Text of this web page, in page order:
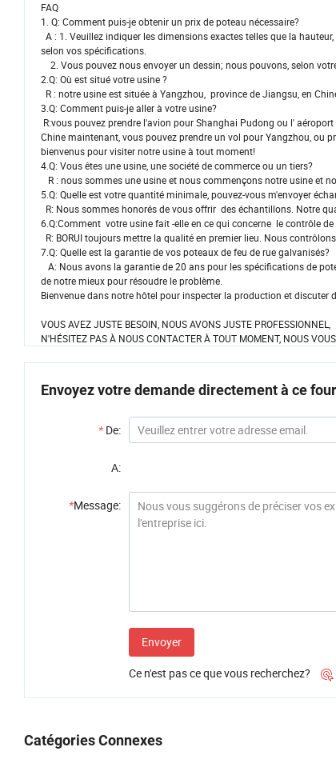
FAQ
1. Q: Comment puis-je obtenir un prix de poteau nécessaire?
A : 1. Veuillez indiquer les dimensions exactes telles que la
selon vos spécifications.
2. Vous pouvez nous envoyer un dessin; nous pouvons, selon
2.Q: Où est situé votre usine ?
R : notre usine est située à Yangzhou, province de Jiangsu, en
3.Q: Comment puis-je aller à votre usine?
R:vous pouvez prendre l'avion pour Shanghai Pudong ou l'
Chine maintenant, vous pouvez prendre un vol pour Yangzhou, ou
bienvenus pour visiter notre usine à tout moment!
4.Q: Vous êtes une usine, une société de commerce ou un tiers?
R : nous sommes une usine et nous commençons notre usine et
5.Q: Quelle est votre quantité minimale, pouvez-vous m'envoyer
R: Nous sommes honorés de vous offrir des échantillons. Notre
6.Q:Comment votre usine fait -elle en ce qui concerne le contrôle
R: BORUI toujours mettre la qualité en premier lieu. Nous
7.Q: Quelle est la garantie de vos poteaux de feu de rue galvanisés?
A: Nous avons la garantie de 20 ans pour les spécifications de
de notre mieux pour résoudre le problème.
Bienvenue dans notre hôtel pour inspecter la production et discuter
VOUS AVEZ JUSTE BESOIN, NOUS AVONS JUSTE PROFESSIONNEL,
N'HÉSITEZ PAS À NOUS CONTACTER À TOUT MOMENT, NOUS
Envoyez votre demande directement à ce
* De:
A:
*Message:
Envoyer
Ce n'est pas ce que vous recherchez? 
Catégories Connexes